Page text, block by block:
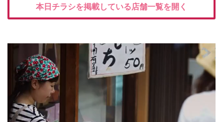
本日チラシを掲載している店舗一覧を開く